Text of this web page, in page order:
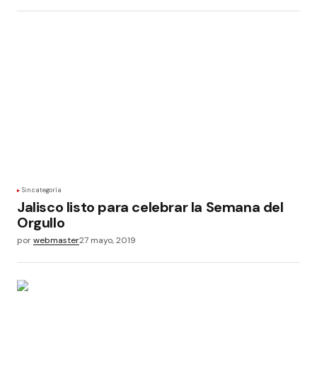
Sin categoría
Jalisco listo para celebrar la Semana del
Orgullo
porwebmaster27 mayo, 2019